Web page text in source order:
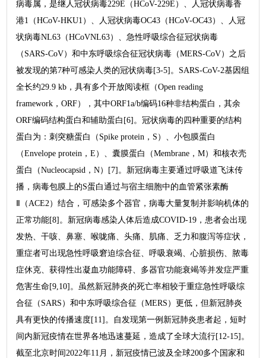
病毒属，是继人冠状病毒229E（HCoV-229E）、人冠状病毒香
港1（HCoV-HKU1）、人冠状病毒OC43（HCoV-OC43）、人冠
状病毒NL63（HCoVNL63）、急性呼吸综合征冠状病毒
（SARS-CoV）和中东呼吸综合征冠状病毒（MERS-CoV）之后
被发现的第7种可感染人类的冠状病毒[3-5]。SARS-CoV-2基因组
全长约29.9 kb，具有多个开放阅读框（Open reading
framework，ORF），其中ORF1a/b编码16种非结构蛋白，其余
ORF编码结构蛋白和辅助蛋白[6]。冠状病毒的四种重要的结构
蛋白为：刺突糖蛋白（Spike protein，S）、小包膜蛋白
（Envelope protein，E）、囊膜蛋白（Membrane，M）和核衣壳
蛋白（Nucleocapsid，N）[7]。新冠病毒主要通过呼吸道飞沫传
播，病毒包膜上的S蛋白通过与宿主细胞中的血管紧张素酶
Ⅱ（ACE2）结合，可感染多个器官，病毒大量复制并影响机体的
正常功能[8]。新冠病毒感染人体后造成COVID-19，患者会出现
发热、干咳、鼻塞、喉咙痛、头痛、肌痛、乏力和腹泻等症状，
重症者可出现急性呼吸窘迫综合征、呼吸衰竭、心脏损伤、脓毒
症休克、获得性出凝血功能障碍、多器官功能衰竭等并发症严重
危害生命[9,10]。虽然新冠肺炎的死亡率相较于重症急性呼吸综
合征（SARS）和中东呼吸综合征（MERS）更低，但新冠肺炎
具有更快的传播速度[11]。自发现第一例新冠肺炎患者起，短时
间内新冠疫情在世界各地迅速蔓延，造成了全球大流行[12-15]。
截至北京时间2022年11月，新冠疫情已波及全球200多个国家和